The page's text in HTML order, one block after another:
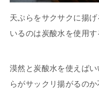
天ぷらをサクサクに揚
いるのは炭酸水を使用す
漠然と炭酸水を使えば
らがサックリ揚がるのか